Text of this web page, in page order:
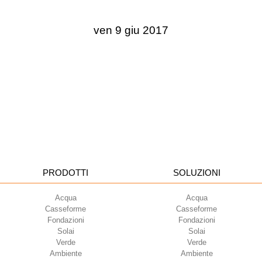
ven 9 giu 2017
PRODOTTI
Acqua
Casseforme
Fondazioni
Solai
Verde
Ambiente
SOLUZIONI
Acqua
Casseforme
Fondazioni
Solai
Verde
Ambiente